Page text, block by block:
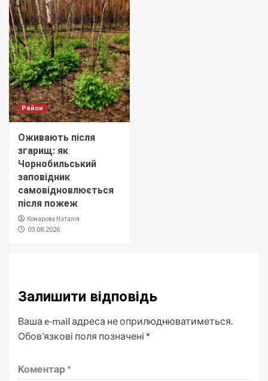
Район
Оживають після
згарищ: як
Чорнобильський
заповідник
самовідновлюється
після пожеж
Комарова Наталія
03.08.2026
Залишити відповідь
Ваша e-mail адреса не оприлюднюватиметься.
Обов’язкові поля позначені *
Коментар *